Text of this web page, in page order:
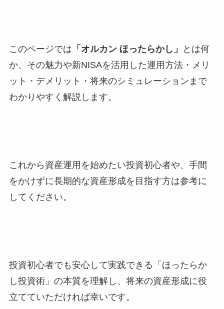
このページでは 「オルカン ほったらかし」
とは何
か、その魅力や新NISAを活用した運用方法・メリ
ット・デメリット・将来のシミュレーションまで
わかりやすく解説します。
これから資産運用を始めたい投資初心者や、手間
をかけずに長期的な資産形成を目指す方は参考に
してください。
投資初心者でも安心して実践できる「ほったらか
し投資術」の本質を理解し、将来の資産形成に役
立てていただければ幸いです。